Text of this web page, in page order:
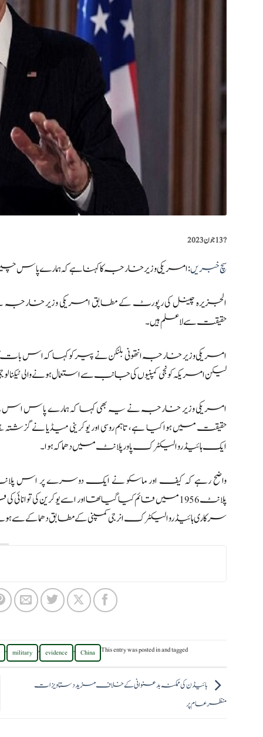
?️13 جون 2023
سچ خبریں:امریکی وزیر خارجہ کا کہنا ہے کہ ہمارے پاس چین
الجزیرہ چینل کی رپورٹ کے مطابق امریکی وزیر خارجہ نے
حقیقت سے لاعلم ہیں۔
امریکی وزیر خارجہ انتھونی بلنکن نے پیر کو کہا کہ اس بات
لیکن امریکہ کو نجی کمپنیوں کی جانب سے استعمال ہونے والی
امریکی وزیر خارجہ نے یہ بھی کہا کہ ہمارے پاس اس
حقیقت میں ہوا کیا ہے، تاہم روسی اور یوکرینی میڈیا نے گزشتہ
ایک ہائیڈرو الیکٹرک پاور پلانٹ میں دھماکہ ہوا۔
واضح رہے کہ کیف اور ماسکو نے ایک دوسرے پر اس پلانٹ میں
پلانٹ 1956 میں قائم کیا گیا تھا اور اسے یوکرین کی
سرکاری ہائیڈرو الیکٹرک انرجی کمپنی کے مطابق دھماکے سے
This entry was posted inand tagged
China
,
evidence
,
military
,
بائیڈن کی ممکنہ بدعنوانی کے خلاف مزید دستاویزات
منظرعام پر